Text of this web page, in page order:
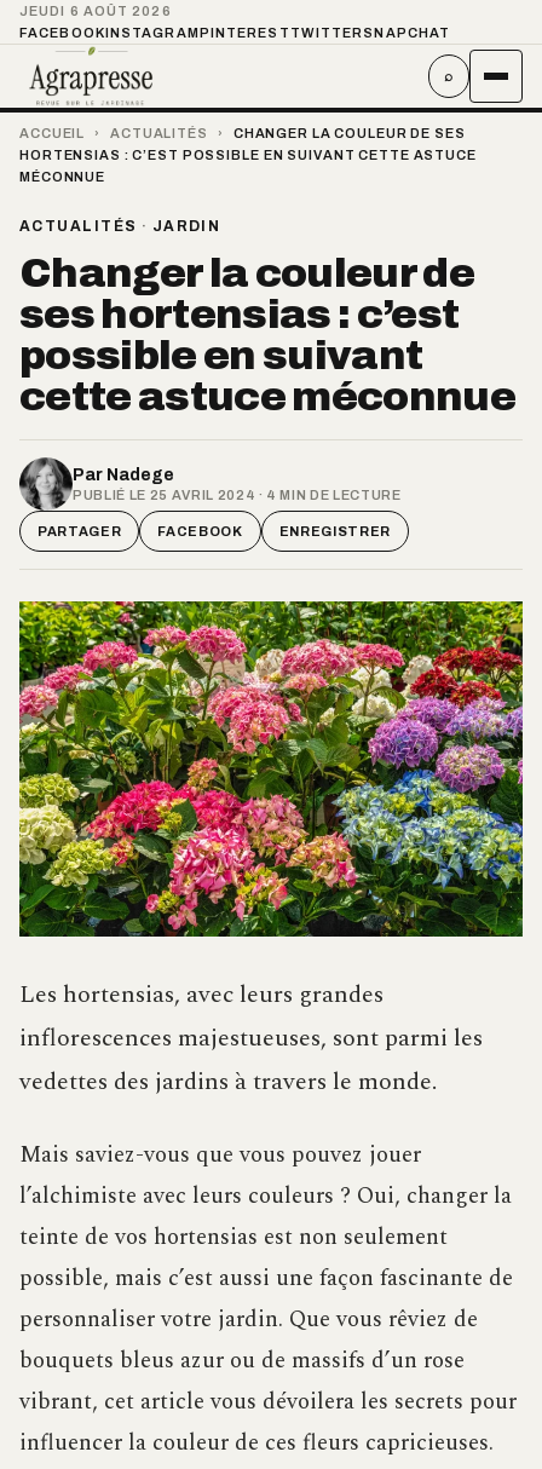
JEUDI 6 AOÛT 2026
FACEBOOKINSTAGRAMPINTEREST TWITTER SNAPCHAT
⌕
ACCUEIL › ACTUALITÉS ›
CHANGER LA COULEUR DE SES
HORTENSIAS : C’EST POSSIBLE EN SUIVANT CETTE ASTUCE
MÉCONNUE
ACTUALITÉS · JARDIN
Changer la couleur de
ses hortensias : c’est
possible en suivant
cette astuce méconnue
Par Nadege
PUBLIÉ LE 25 AVRIL 2024 · 4 MIN DE LECTURE
PARTAGER FACEBOOK ENREGISTRER
Les hortensias, avec leurs grandes
inflorescences majestueuses, sont parmi les
vedettes des jardins à travers le monde.
Mais saviez-vous que vous pouvez jouer
l’alchimiste avec leurs couleurs ? Oui, changer la
teinte de vos hortensias est non seulement
possible, mais c’est aussi une façon fascinante de
personnaliser votre jardin. Que vous rêviez de
bouquets bleus azur ou de massifs d’un rose
vibrant, cet article vous dévoilera les secrets pour
influencer la couleur de ces fleurs capricieuses.